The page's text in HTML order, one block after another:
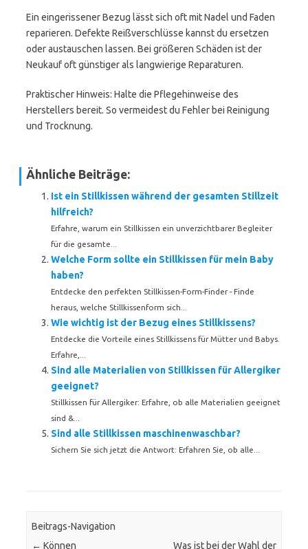
Ein eingerissener Bezug lässt sich oft mit Nadel und Faden
reparieren. Defekte Reißverschlüsse kannst du ersetzen
oder austauschen lassen. Bei größeren Schäden ist der
Neukauf oft günstiger als langwierige Reparaturen.
Praktischer Hinweis: Halte die Pflegehinweise des
Herstellers bereit. So vermeidest du Fehler bei Reinigung
und Trocknung.
Ähnliche Beiträge:
Ist ein Stillkissen während der gesamten Stillzeit
hilfreich?
Erfahre, warum ein Stillkissen ein unverzichtbarer Begleiter
für die gesamte...
Welche Form sollte ein Stillkissen für mein Baby
haben?
Entdecke den perfekten Stillkissen-Form-Finder - Finde
heraus, welche Stillkissenform sich...
Wie wichtig ist der Bezug eines Stillkissens?
Entdecke die Vorteile eines Stillkissens für Mütter und Babys.
Erfahre,...
Sind alle Materialien von Stillkissen für Allergiker
geeignet?
Stillkissen für Allergiker: Erfahre, ob alle Materialien geeignet
sind &...
Sind alle Stillkissen maschinenwaschbar?
Sichern Sie sich jetzt die Antwort: Erfahren Sie, ob alle...
Beitrags-Navigation
← Können Was ist bei der Wahl der